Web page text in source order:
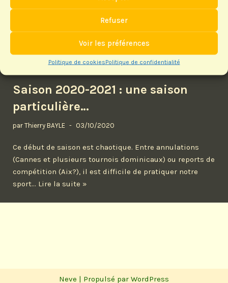
Refuser
Voir les préférences
Politique de cookiesPolitique de confidentialité
groupe était content de pouvoir se retrouver et…
Saison 2020-2021 : une saison
particulière…
par Thierry BAYLE 03/10/2020
Ce début de saison est chaotique. Entre annulations
(Cannes et plusieurs tournois dominicaux) ou reports de
compétition (Aix?), il est difficile de pratiquer notre
sport… Lire la suite »
Neve | Propulsé par WordPress